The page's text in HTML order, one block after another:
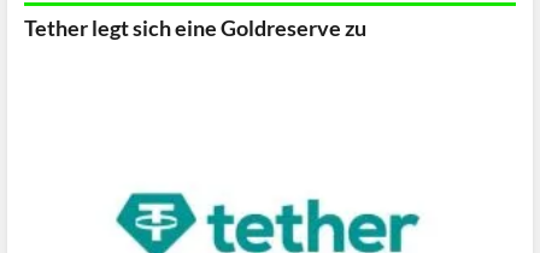
Tether legt sich eine Goldreserve zu